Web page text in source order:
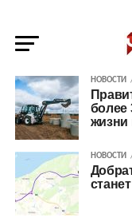
НОВОСТИ
более
жизни
НОВОСТИ